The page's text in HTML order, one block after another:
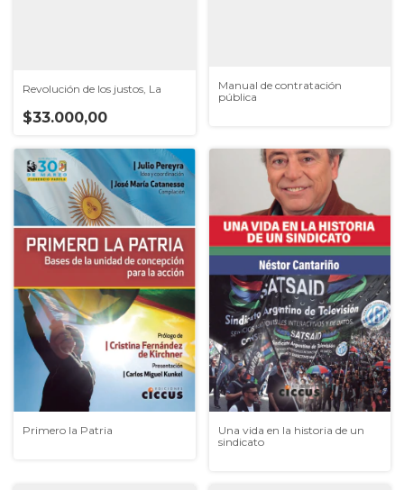
Revolución de los justos, La
$33.000,00
Manual de contratación
pública
Primero la Patria
Una vida en la historia de un
sindicato